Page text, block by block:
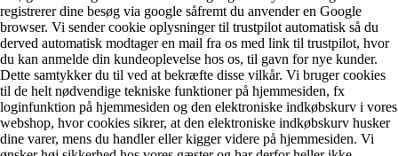
registrerer dine besøg via google såfremt du anvender en Google
browser. Vi sender cookie oplysninger til trustpilot automatisk så du
derved automatisk modtager en mail fra os med link til trustpilot, hvor
du kan anmelde din kundeoplevelse hos os, til gavn for nye kunder.
Dette samtykker du til ved at bekræfte disse vilkår. Vi bruger cookies
til de helt nødvendige tekniske funktioner på hjemmesiden, fx
loginfunktion på hjemmesiden og den elektroniske indkøbskurv i vores
webshop, hvor cookies sikrer, at den elektroniske indkøbskurv husker
dine varer, mens du handler eller kigger videre på hjemmesiden. Vi